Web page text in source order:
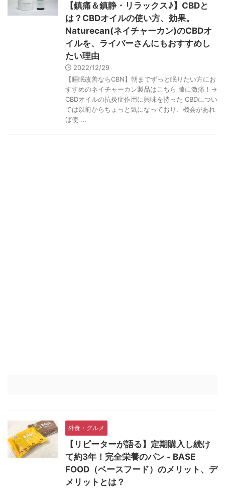
【鎮痛＆鎮静・リラックス♪】CBDと
は？CBDオイルの使い方、効果。
Naturecan(ネイチャーカン)のCBDオ
イルを、ライバーさんにもおすすめし
たい理由
2022/12/29
【睡眠改善ならCBN】朝までずっと眠りたい方にお
すすめのネイチャーカン製品はこちら 膝に激痛！→
CBDオイルの抗炎症作用に興味を持った CBDについ
ては以前からちょっと気になっており、機会があれ
ば使 ...
外食・グルメ
【リピーターが語る】定期購入し続け
て約3年！完全栄養のパン - BASE
FOOD（ベースフード）のメリット、デ
メリットとは？